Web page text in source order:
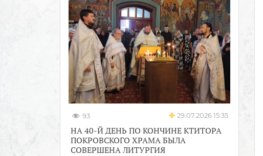
93 29.07.2026 15:35
НА 40-Й ДЕНЬ ПО КОНЧИНЕ КТИТОРА
ПОКРОВСКОГО ХРАМА БЫЛА
СОВЕРШЕНА ЛИТУРГИЯ